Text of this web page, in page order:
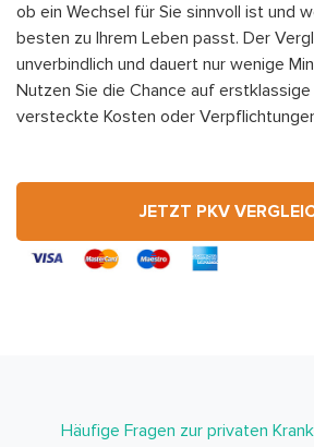
ob ein Wechsel für Sie sinnvoll ist und
besten zu Ihrem Leben passt. Der
unverbindlich und dauert nur wenige
Nutzen Sie die Chance auf
versteckte Kosten oder
JETZT PKV
Häufige Fragen zur privaten